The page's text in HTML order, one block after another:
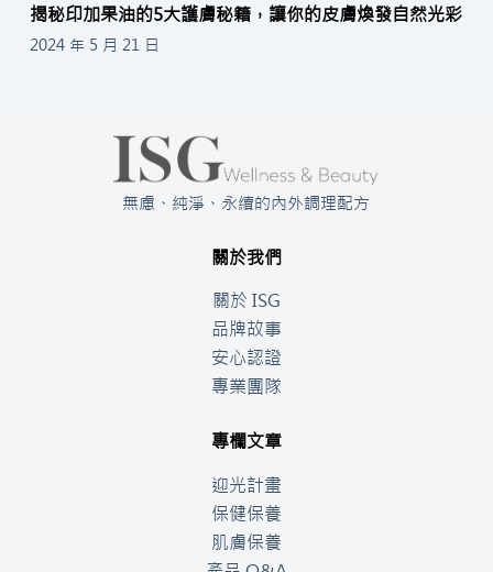
揭秘印加果油的5大護膚秘籍，讓你的皮膚煥發自然光彩
2024 年 5 月 21 日
無慮、純淨、永續的內外調理配方
關於我們
關於 ISG
品牌故事
安心認證
專業團隊
專欄文章
迎光計畫
保健保養
肌膚保養